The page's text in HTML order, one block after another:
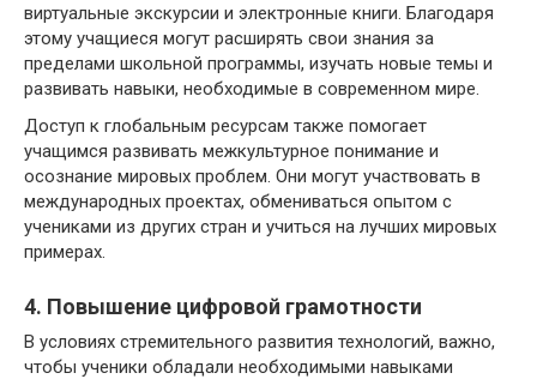
виртуальные экскурсии и электронные книги. Благодаря
этому учащиеся могут расширять свои знания за
пределами школьной программы, изучать новые темы и
развивать навыки, необходимые в современном мире.
Доступ к глобальным ресурсам также помогает
учащимся развивать межкультурное понимание и
осознание мировых проблем. Они могут участвовать в
международных проектах, обмениваться опытом с
учениками из других стран и учиться на лучших мировых
примерах.
4. Повышение цифровой грамотности
В условиях стремительного развития технологий, важно,
чтобы ученики обладали необходимыми навыками